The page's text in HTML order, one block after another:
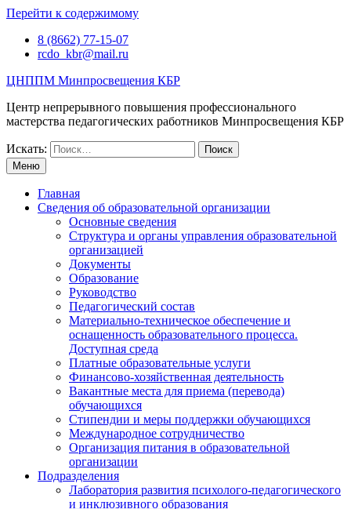
Перейти к содержимому
8 (8662) 77-15-07
rcdo_kbr@mail.ru
ЦНППМ Минпросвещения КБР
Центр непрерывного повышения профессионального
мастерства педагогических работников Минпросвещения КБР
Искать:
Меню
Главная
Сведения об образовательной организации
Основные сведения
Структура и органы управления образовательной
организацией
Документы
Образование
Руководство
Педагогический состав
Материально-техническое обеспечение и
оснащенность образовательного процесса.
Доступная среда
Платные образовательные услуги
Финансово-хозяйственная деятельность
Вакантные места для приема (перевода)
обучающихся
Стипендии и меры поддержки обучающихся
Международное сотрудничество
Организация питания в образовательной
организации
Подразделения
Лаборатория развития психолого-педагогического
и инклюзивного образования